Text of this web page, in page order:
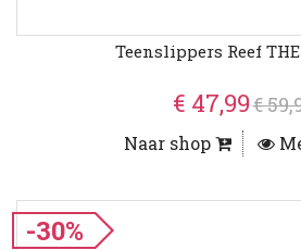
Teenslippers Reef THE
€ 47,99€
Naar shop
-30%